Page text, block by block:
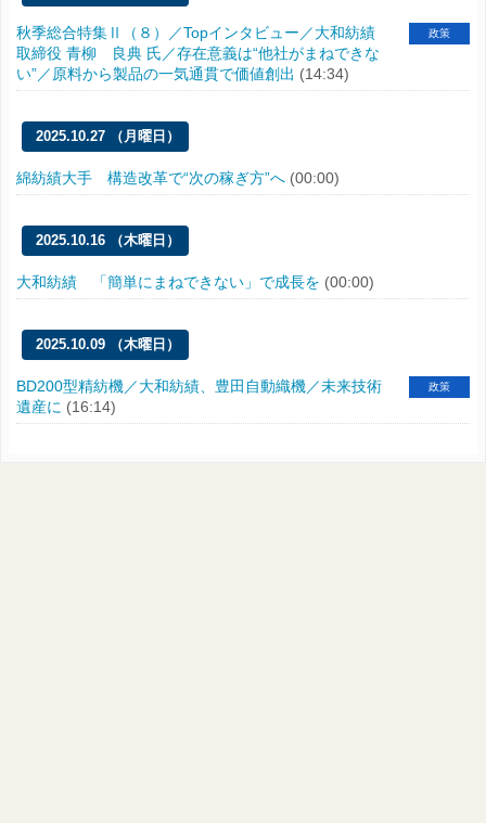
秋季総合特集Ⅱ（８）／Topインタビュー／大和紡績
取締役 青柳 良典 氏／存在意義は“他社がまねできな
い”／原料から製品の一気通貫で価値創出 (14:34)
政策
2025.10.27 （月曜日）
綿紡績大手 構造改革で“次の稼ぎ方”へ (00:00)
2025.10.16 （木曜日）
大和紡績 「簡単にまねできない」で成長を (00:00)
2025.10.09 （木曜日）
BD200型精紡機／大和紡績、豊田自動織機／未来技術
遺産に (16:14)
政策